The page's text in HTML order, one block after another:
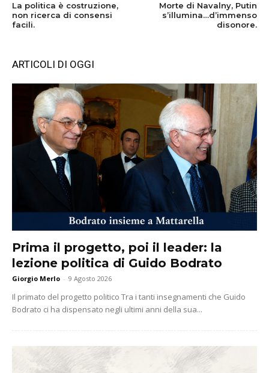
La politica è costruzione,
non ricerca di consensi
facili.
Morte di Navalny, Putin
s’illumina…d’immenso
disonore.
ARTICOLI DI OGGI
Prima il progetto, poi il leader: la
lezione politica di Guido Bodrato
Giorgio Merlo - 9 Agosto 2026
Il primato del progetto politico Tra i tanti insegnamenti che Guido
Bodrato ci ha dispensato negli ultimi anni della sua...